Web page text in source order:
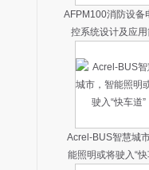
AFPM100消防设备
控系统设计及应用
Acrel-BUS智慧城
能照明或将驶入“快